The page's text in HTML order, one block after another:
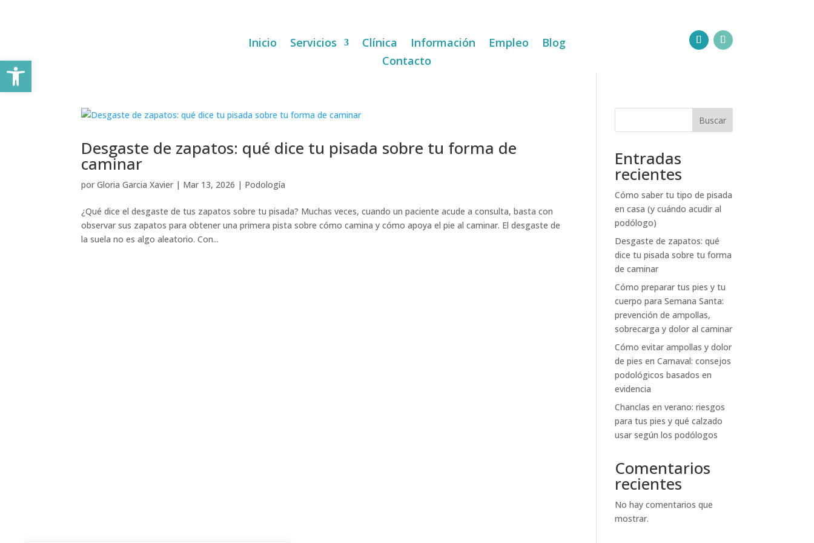
Inicio Servicios Clínica Información Empleo
Blog
Contacto
Desgaste de zapatos: qué dice tu pisada sobre tu forma de
caminar
porGloria Garcia Xavier | Mar 13, 2026 | Podología
¿Qué dice el desgaste de tus zapatos sobre tu pisada? Muchas veces, cuando un paciente acude a consulta, basta con
observar sus zapatos para obtener una primera pista sobre cómo camina y cómo apoya el pie al caminar. El desgaste de
la suela no es algo aleatorio. Con...
Buscar
Entradas
recientes
Cómo saber tu tipo de pisada
en casa (y cuándo acudir al
podólogo)
Desgaste de zapatos: qué
dice tu pisada sobre tu forma
de caminar
Cómo preparar tus pies y tu
cuerpo para Semana Santa:
prevención de ampollas,
sobrecarga y dolor al caminar
Cómo evitar ampollas y dolor
de pies en Carnaval: consejos
podológicos basados en
evidencia
Chanclas en verano: riesgos
para tus pies y qué calzado
usar según los podólogos
Comentarios
recientes
No hay comentarios que
mostrar.
Abrir barra de herramientas